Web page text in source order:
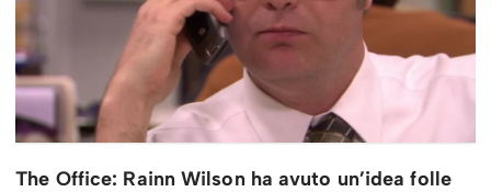
The Office: Rainn Wilson ha avuto un’idea folle